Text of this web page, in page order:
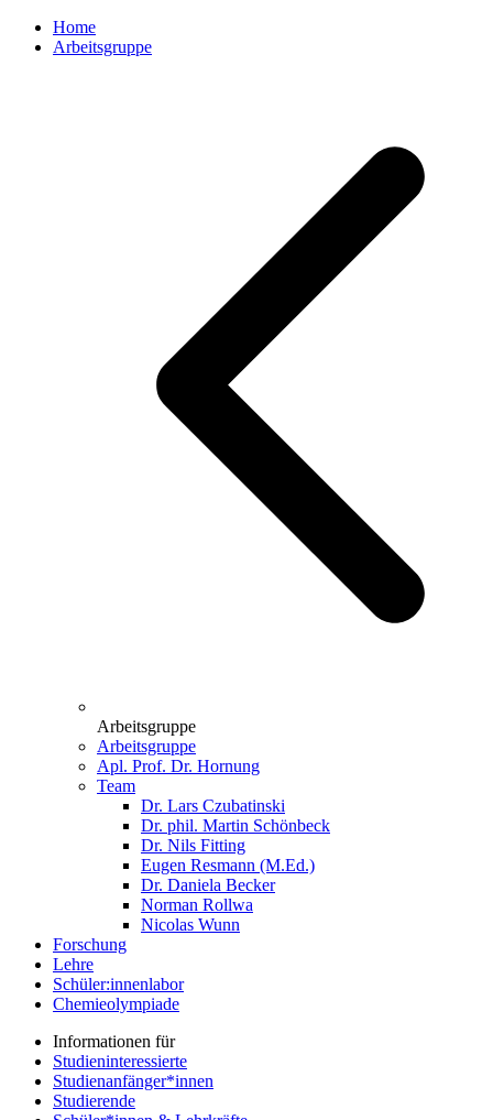
Home
Arbeitsgruppe
Arbeitsgruppe
Arbeitsgruppe
Apl. Prof. Dr. Hornung
Team
Dr. Lars Czubatinski
Dr. phil. Martin Schönbeck
Dr. Nils Fitting
Eugen Resmann (M.Ed.)
Dr. Daniela Becker
Norman Rollwa
Nicolas Wunn
Forschung
Lehre
Schüler:innenlabor
Chemieolympiade
Informationen für
Studieninteressierte
Studienanfänger*innen
Studierende